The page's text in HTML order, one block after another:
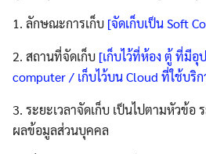
1. ลักษณะการเก็บ [จัดเก็บเป็น Soft
2. สถานที่จัดเก็บ [เก็บไว้ที่ห้อง ตู้ ที่มีอุ
computer / เก็บไว้บน Cloud ที่ใช้บริ
3. ระยะเวลาจัดเก็บ เป็นไปตามหัวข้อ
ผลข้อมูลส่วนบุคคล